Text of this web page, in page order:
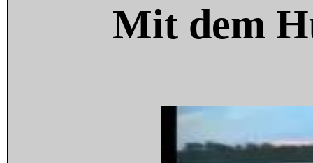
Mit dem